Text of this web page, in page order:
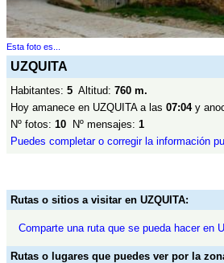
Esta foto es...
UZQUITA
Habitantes: 5 Altitud: 760 m.
Hoy amanece en UZQUITA a las 07:04y
Nº fotos: 10 Nº mensajes: 1
Puedes completar o corregir la información
Rutas o sitios a visitar en UZQUITA:
Comparte una ruta que se pueda hacer en
Rutas o lugares que puedes ver por la